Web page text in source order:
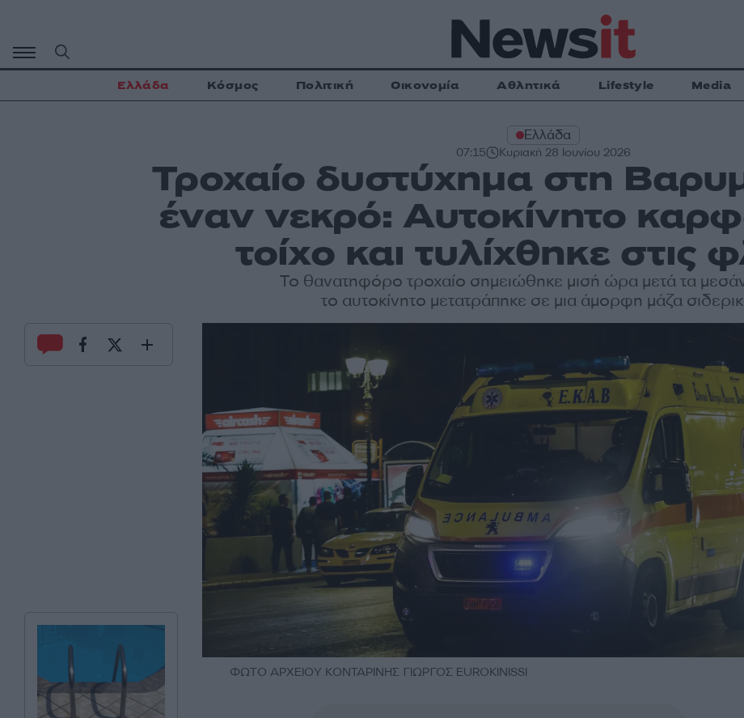
περιεχόμενο
Ελλάδα Κόσμος Πολιτική Οικονομία Αθλητικά Lifestyle Media
Ελλάδα
07:15 Κυριακή 28 Ιουνίου 2026
Τροχαίο δυστύχημα στη
έναν νεκρό: Αυτοκίνητο
τοίχο και τυλίχθηκε στις
Το θανατηφόρο τροχαίο σημειώθηκε μισή ώρα μετά τα
το αυτοκίνητο μετατράπηκε σε μια άμορφη μάζα
ΦΩΤΟ ΑΡΧΕΙΟΥ ΚΟΝΤΑΡΙΝΗΣ ΓΙΩΡΓΟΣ EUROKINISSI